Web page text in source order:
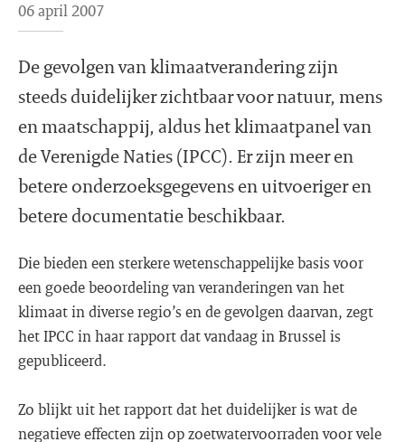
06 april 2007
De gevolgen van klimaatverandering zijn
steeds duidelijker zichtbaar voor natuur, mens
en maatschappij, aldus het klimaatpanel van
de Verenigde Naties (IPCC). Er zijn meer en
betere onderzoeksgegevens en uitvoeriger en
betere documentatie beschikbaar.
Die bieden een sterkere wetenschappelijke basis voor
een goede beoordeling van veranderingen van het
klimaat in diverse regio’s en de gevolgen daarvan, zegt
het IPCC in haar rapport dat vandaag in Brussel is
gepubliceerd.
Zo blijkt uit het rapport dat het duidelijker is wat de
negatieve effecten zijn op zoetwatervoorraden voor vele